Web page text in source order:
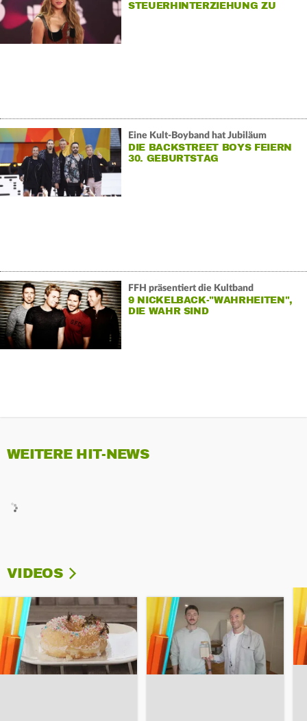
STEUERHINTERZIEHUNG ZU
Eine Kult-Boyband hat Jubiläum
DIE BACKSTREET BOYS FEIERN
30. GEBURTSTAG
FFH präsentiert die Kultband
9 NICKELBACK-"WAHRHEITEN",
DIE WAHR SIND
WEITERE HIT-NEWS
VIDEOS